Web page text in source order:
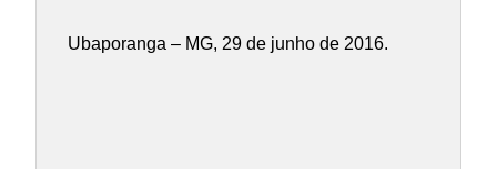
Ubaporanga – MG, 29 de junho de 2016.